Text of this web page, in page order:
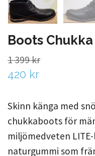
Boots
1 399 kr
420 kr
Skinn känga med
chukkaboots för
miljömedveten
naturgummi som